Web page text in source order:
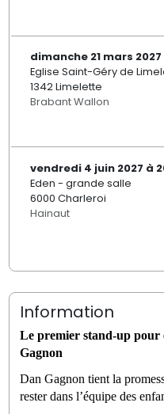
dimanche 21 mars 2027
Eglise Saint-Géry de
1342 Limelette
Brabant Wallon
vendredi 4 juin 2027 à
Eden - grande salle
6000 Charleroi
Hainaut
Information
Le premier stand-up pour
Gagnon
Dan Gagnon tient la
rester dans l’équipe des